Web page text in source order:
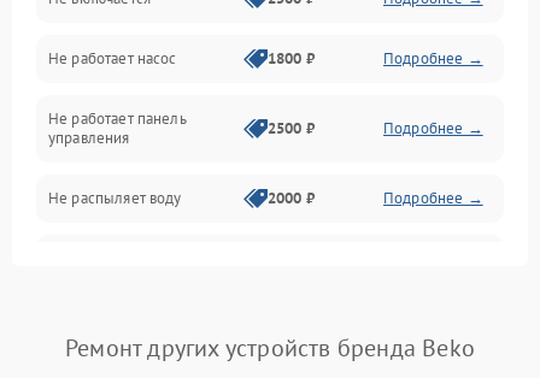
Вода
Гигиена
Программное обеспечение
Не работает насос 1800 ₽ Подробнее →
Не работает панель
управления
2500 ₽ Подробнее →
Не распыляет воду 2000 ₽ Подробнее →
Проблемы с набором
воды
1800 ₽ Подробнее →
Ремонт других устройств бренда Beko